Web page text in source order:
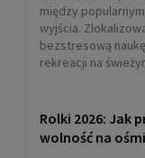
między
wyjścia.
bezstresową
rekreacji na
Rolki 2026: Jak
wolność na